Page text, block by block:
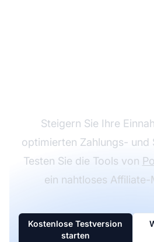
Steigern Sie Ihre
optimierten Zahlungs- und
Testen Sie die Tools von
ein nahtloses Affiliate-
Kostenlose Testversion
starten